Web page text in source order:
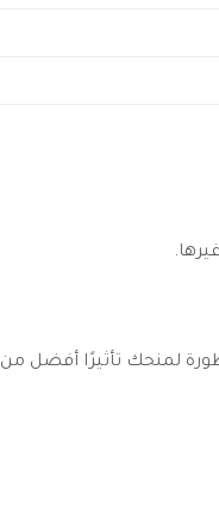
لمنحك تأثيرًا أفضل من